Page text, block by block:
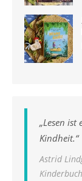
„Lesen ist
Kindheit.“
Astrid